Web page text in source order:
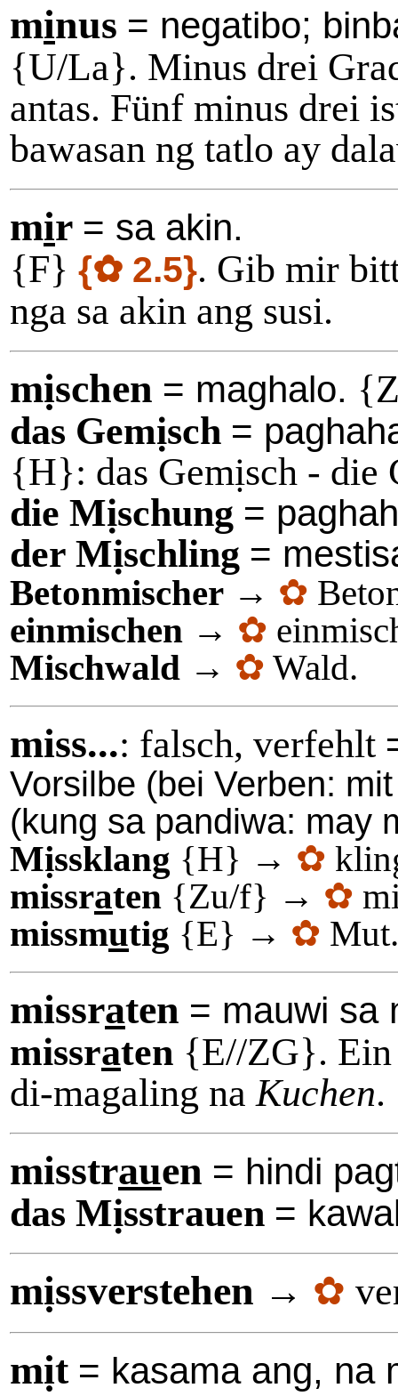
minus = negatibo;
{U/La}. Minus drei
antas. Fünf minus drei
bawasan ng tatlo ay
mir = sa akin.
{F} {✿ 2.5}. Gib mir
nga sa akin ang susi.
mịschen = maghalo.
das Gemịsch =
{H}: das Gemịsch - die
die Mịschung =
der Mịschling =
Betonmischer → ✿
einmischen → ✿
Mischwald → ✿ Wald.
miss...: falsch, verfehlt
Vorsilbe (bei Verben:
(kung sa pandiwa: may
Mịssklang {H} → ✿
missraten {Zu/f} → ✿
missmutig {E} → ✿ Mut.
missraten = mauwi sa
missraten {E//ZG}. Ein
di-magaling na Kuchen.
misstrauen = hindi
das Mịsstrauen =
mịssverstehen → ✿
mịt = kasama ang, na